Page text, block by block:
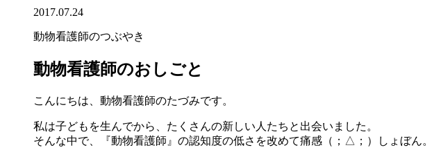
2017.07.24
動物看護師のつぶやき
動物看護師のおしごと
こんにちは、動物看護師のたづみです。
私は子どもを生んでから、たくさんの新しい人たちと出会いました。
そんな中で、『動物看護師』の認知度の低さを改めて痛感（；△；）しょぼん。